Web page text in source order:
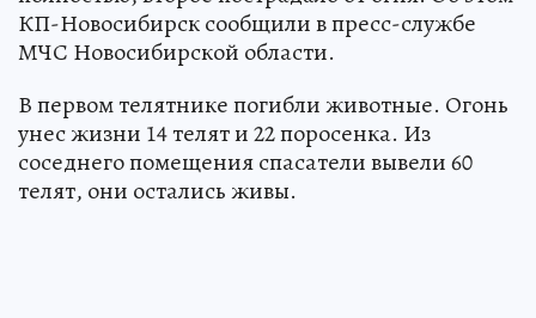
КП-Новосибирск сообщили в пресс-службе
МЧС Новосибирской области.
В первом телятнике погибли животные. Огонь
унес жизни 14 телят и 22 поросенка. Из
соседнего помещения спасатели вывели 60
телят, они остались живы.